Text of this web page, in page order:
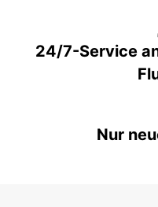
24/7-Service
Nur